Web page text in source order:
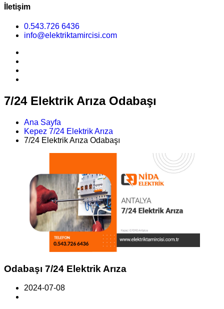
İletişim
0.543.726 6436
info@elektriktamircisi.com
7/24 Elektrik Arıza Odabaşı
Ana Sayfa
Kepez 7/24 Elektrik Arıza
7/24 Elektrik Arıza Odabaşı
Odabaşı 7/24 Elektrik Arıza
2024-07-08